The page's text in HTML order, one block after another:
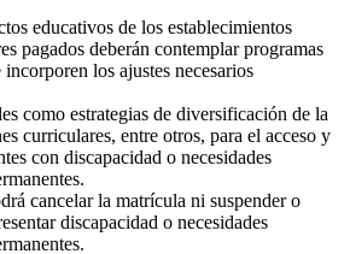
educativos de los establecimientos
pagados deberán contemplar programas
los ajustes necesarios
como estrategias de diversificación de la
curriculares, entre otros, para el acceso y
con discapacidad o necesidades
cancelar la matrícula ni suspender o
discapacidad o necesidades